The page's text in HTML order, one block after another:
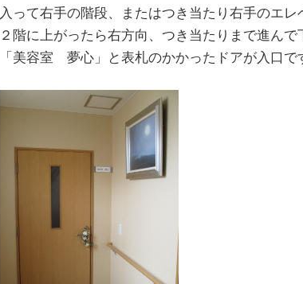
入って右手の階段、またはつき当たり右手のエレ
２階に上がったら右方向、つき当たりまで進んで
「美容室 夢心」と表札のかかったドアが入口で